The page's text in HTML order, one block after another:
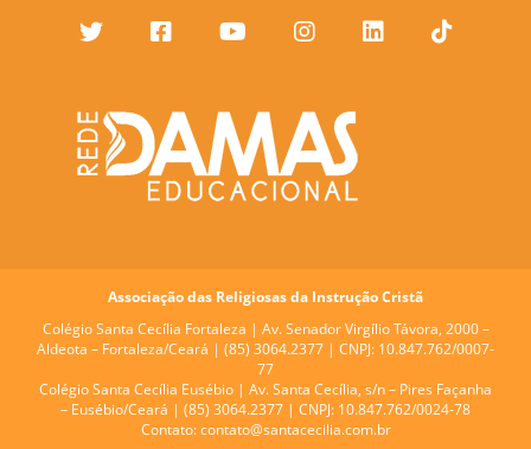
Associação das Religiosas da Instrução Cristã
Colégio Santa Cecília Fortaleza | Av. Senador Virgílio Távora, 2000 –
Aldeota – Fortaleza/Ceará | (85) 3064.2377 | CNPJ: 10.847.762/0007-
77
Colégio Santa Cecília Eusébio | Av. Santa Cecília, s/n – Pires Façanha
– Eusébio/Ceará | (85) 3064.2377 | CNPJ: 10.847.762/0024-78
Contato: contato@santacecilia.com.br